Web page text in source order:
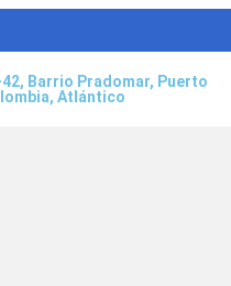
42, Barrio Pradomar, Puerto
Atlántico